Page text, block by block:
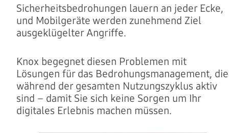
Sicherheitsbedrohungen lauern an jeder Ecke,
und Mobilgeräte werden zunehmend Ziel
ausgeklügelter Angriffe.
Knox begegnet diesen Problemen mit
Lösungen für das Bedrohungsmanagement, die
während der gesamten Nutzungszyklus aktiv
sind – damit Sie sich keine Sorgen um Ihr
digitales Erlebnis machen müssen.